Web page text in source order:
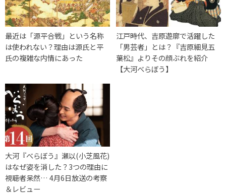
最近は「源平合戦」という名称
は使われない？理由は源氏と平
氏の複雑な内情にあった
江戸時代、吉原遊廓で活躍した
「男芸者」とは？『吉原細見五
葉松』よりその顔ぶれを紹介
【大河べらぼう】
大河『べらぼう』瀬以(小芝風花)
はなぜ姿を消した？3つの理由に
視聴者呆然… 4月6日放送の考察
＆レビュー